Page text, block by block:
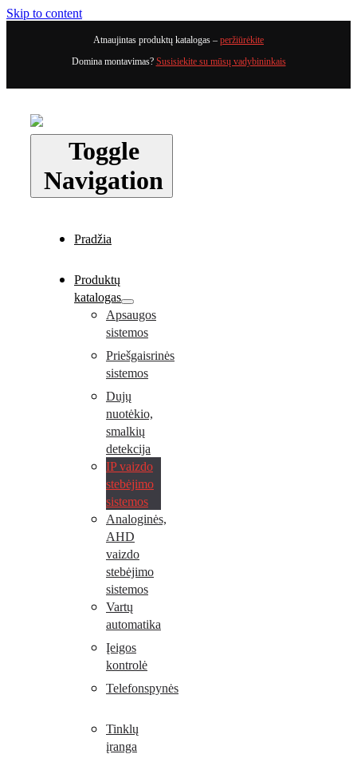
Skip to content
Atnaujintas produktų katalogas – peržiūrėkite
Domina montavimas? Susisiekite su mūsų vadybininkais
Toggle
Navigation
Pradžia
Produktų
katalogas
Apsaugos
sistemos
Priešgaisrinės
sistemos
Dujų
nuotėkio,
smalkių
detekcija
IP vaizdo
stebėjimo
sistemos
Analoginės,
AHD
vaizdo
stebėjimo
sistemos
Vartų
automatika
Įeigos
kontrolė
Telefonspynės
Tinklų
įranga